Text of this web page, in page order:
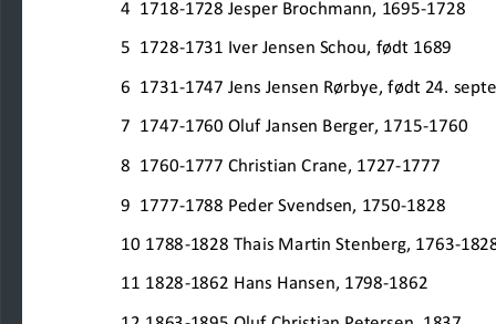
4  1718-1728 Jesper Brochmann, 1695-1728
5  1728-1731 Iver Jensen Schou, født 1689
6  1731-1747 Jens Jensen Rørbye, født 24.
7  1747-1760 Oluf Jansen Berger, 1715-1760
8  1760-1777 Christian Crane, 1727-1777
9  1777-1788 Peder Svendsen, 1750-1828
10 1788-1828 Thais Martin Stenberg, 1763-
11 1828-1862 Hans Hansen, 1798-1862